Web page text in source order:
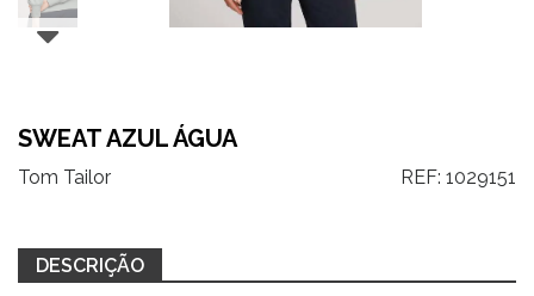
SWEAT AZUL ÁGUA
Tom Tailor REF: 1029151
DESCRIÇÃO